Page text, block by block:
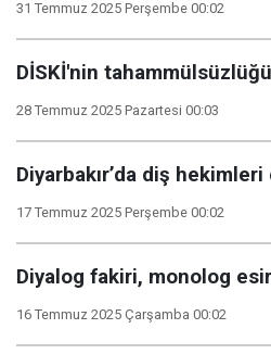
31 Temmuz 2025 Perşembe 00:02
DİSKİ'nin
28 Temmuz 2025 Pazartesi 00:03
Diyarbakır’da diş
17 Temmuz 2025 Perşembe 00:02
Diyalog fakiri, monolog
16 Temmuz 2025 Çarşamba 00:02